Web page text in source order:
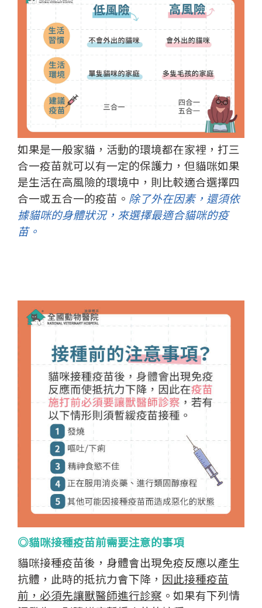
如果是一般家貓，活動的環境都在家裡，打三
合一疫苗就可以有一定的保護力，但貓咪如果
是生活在高風險的環境中，則比較適合選擇四
合一或五合一的疫苗。 除了外在因素，還須依
據貓咪的身體狀況，來選擇最適合貓咪的疫
苗。
◎貓咪接種疫苗前需要注意的事項
貓咪接種疫苗後，身體會出現免疫反應以產生
抗體，此時的抵抗力會下降， 因此接種疫苗
前，必須先讓獸醫師進行診察 。 如果有下列情